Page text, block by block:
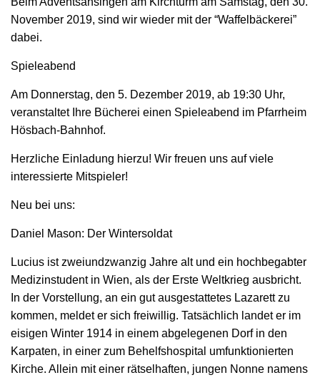
November 2019, sind wir wieder mit der “Waffelbäckerei”
dabei.
Spieleabend
Am Donnerstag, den 5. Dezember 2019, ab 19:30 Uhr,
veranstaltet Ihre Bücherei einen Spieleabend im Pfarrheim
Hösbach-Bahnhof.
Herzliche Einladung hierzu! Wir freuen uns auf viele
interessierte Mitspieler!
Neu bei uns:
Daniel Mason: Der Wintersoldat
Lucius ist zweiundzwanzig Jahre alt und ein hochbegabter
Medizinstudent in Wien, als der Erste Weltkrieg ausbricht.
In der Vorstellung, an ein gut ausgestattetes Lazarett zu
kommen, meldet er sich freiwillig. Tatsächlich landet er im
eisigen Winter 1914 in einem abgelegenen Dorf in den
Karpaten, in einer zum Behelfshospital umfunktionierten
Kirche. Allein mit einer rätselhaften, jungen Nonne namens